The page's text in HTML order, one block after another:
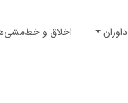
داوران اخلاق و